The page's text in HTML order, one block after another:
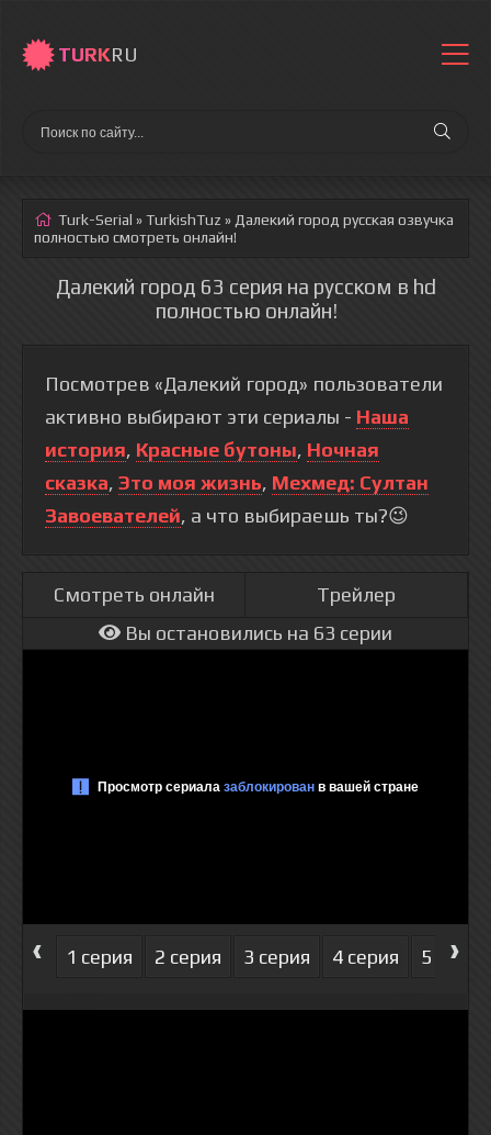
TURKRU
Turk-Serial »TurkishTuz » Далекий город русская озвучка
полностью смотреть онлайн!
Далекий город 63 серия на русском в hd
полностью онлайн!
Посмотрев «Далекий город» пользователи
активно выбирают эти сериалы - Наша
история, Красные бутоны, Ночная
сказка, Это моя жизнь, Мехмед: Султан
Завоевателей, а что выбираешь ты?😉
Смотреть онлайн
Трейлер
Вы остановились на 63 серии
‹ 1 серия 2 серия 3 серия 4 серия 5 серия
›